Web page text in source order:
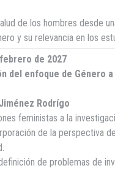
de los hombres desde
y su relevancia en los
febrero de 2027
enfoque de Género a
Rodrígo
feministas a la
de la perspectiva
de problemas de